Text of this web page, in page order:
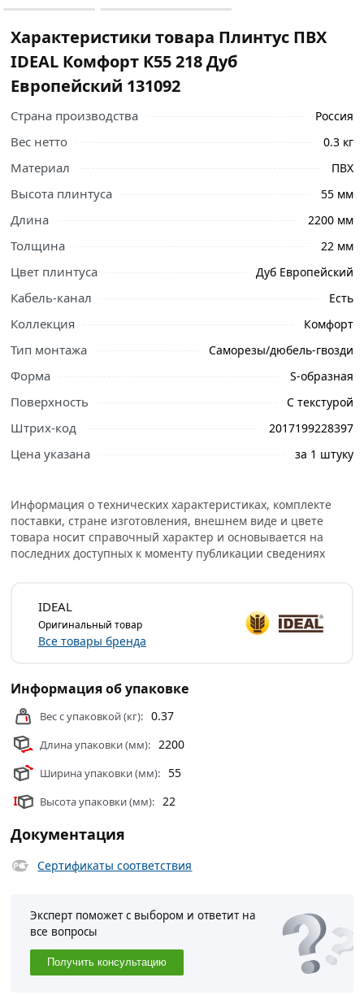
Ознакомьтесь с подробными характеристиками,
правильный выбор и заказать онлайн. Наши
профессиональные менеджеры обработают заказ и
Завершающий элемент интерьера, без которого нельзя
обойтись. Он скрывает зазор между стеной и
напольным покрытием, а также придает элегантность
Плинтус Комфорт имеет проверенную временем S-
образную форму с центральным кабель-каналом для
монтажа и проводов.
углового элемента и торцевых заглушек обеспечивает
надежную фиксацию всей системы.
Мягкие кромки плинтуса обеспечивают пыле- и
водонепроницаемость, способствуют сглаживанию
неровностей стены и пола.
Условия доставки и цены на товар Плинтус ПВХ IDEAL
Комфорт К55 218 Дуб Европейский 131092 из категории
Характеристики товара Плинтус ПВХ
IDEAL Комфорт К55 218 Дуб
Европейский 131092
Страна производства Россия
Вес нетто 0.3 кг
Материал ПВХ
Высота плинтуса 55 мм
Длина 2200 мм
Толщина 22 мм
Цвет плинтуса Дуб Европейский
Кабель-канал Есть
Коллекция Комфорт
Тип монтажа Саморезы/дюбель-гвозди
Форма S-образная
Поверхность С текстурой
Штрих-код 2017199228397
Цена указана за 1 штуку
Информация о технических характеристиках, комплекте
поставки, стране изготовления, внешнем виде и цвете
товара носит справочный характер и основывается на
последних доступных к моменту публикации сведениях
IDEAL
Оригинальный товар
Все товары бренда
Информация об упаковке
Вес с упаковкой (кг): 0.37
Длина упаковки (мм): 2200
Ширина упаковки (мм): 55
Высота упаковки (мм): 22
Документация
Сертификаты соответствия
Эксперт поможет с выбором и ответит на
все вопросы
Получить консультацию